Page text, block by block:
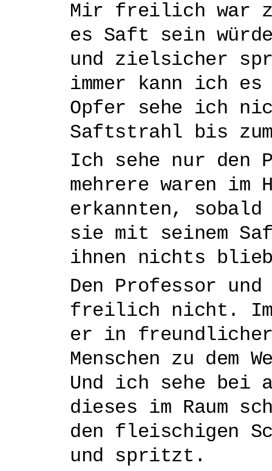
Mir freilich war
es Saft sein
und zielsicher
immer kann ich es
Opfer sehe ich
Saftstrahl bis
Ich sehe nur den
mehrere waren im
erkannten,
sie mit seinem
ihnen nichts
Den Professor
freilich nicht. Im
er in freundlicher
Menschen zu dem
Und ich sehe bei
dieses im Raum
den fleischigen
und spritzt.